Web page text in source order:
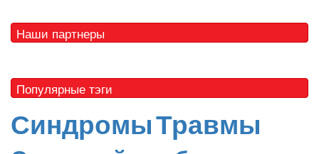
Наши партнеры
Популярные тэги
СиндромыТравмы